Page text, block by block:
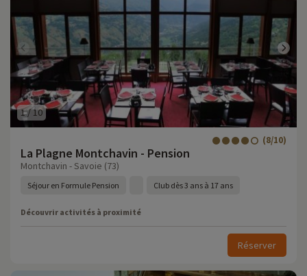
1/10
La Plagne Montchavin - Pension
(8/10)
Montchavin - Savoie (73)
Séjour en Formule Pension Club dès 3 ans à 17 ans
Découvrir activités à proximité
Réserver